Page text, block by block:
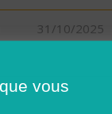
31/10/2025
vous